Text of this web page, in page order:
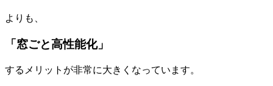
よりも、
「窓ごと高性能化」
するメリットが非常に大きくなっています。